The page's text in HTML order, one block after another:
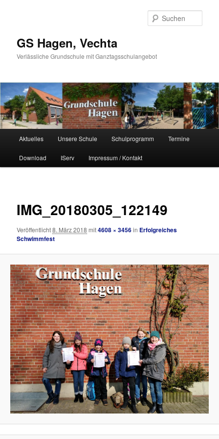
GS Hagen, Vechta
Verlässliche Grundschule mit Ganztagsschulangebot
Zum Inhalt wechseln
Zum sekundären Inhalt wechseln
Aktuelles Unsere Schule Schulprogramm Termine
Download IServ Impressum / Kontakt
IMG_20180305_122149
Veröffentlicht8. März 2018 mit4608 × 3456in Erfolgreiches
Schwimmfest